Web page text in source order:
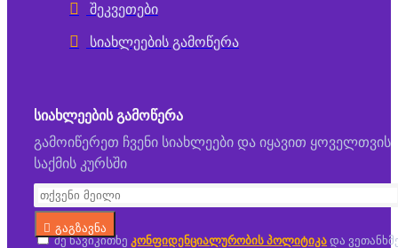
შეკვეთები
სიახლეების გამოწერა
ᲡᲘᲐᲮᲚᲔᲔᲑᲘᲡ ᲒᲐᲛᲝᲬᲔᲠᲐ
გამოიწერეთ ჩვენი სიახლეები და იყავით ყოველთვის
საქმის კურსში
გაგზავნა
მე წავიკითხე კონფიდენციალურობის პოლიტიკა და